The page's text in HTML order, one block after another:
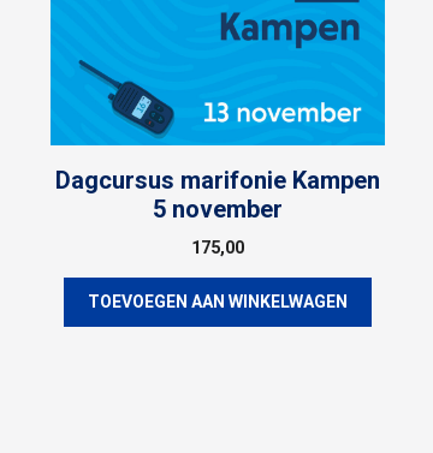
Dagcursus marifonie Kampen
5 november
175,00
TOEVOEGEN AAN WINKELWAGEN